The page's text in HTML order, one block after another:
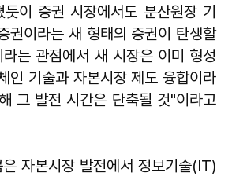
이 증권 시장에서도 분산원장 기
권이라는 새 형태의 증권이 탄생할
는 관점에서 새 시장은 이미 형성
인 기술과 자본시장 제도 융합이라
그 발전 시간은 단축될 것"이라고
자본시장 발전에서 정보기술(IT)